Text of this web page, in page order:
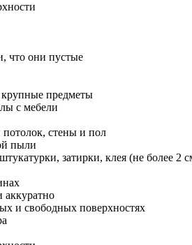
что они пустые
предметы
с мебели
стены и пол
пыли
затирки, клея (не более 2
аккуратно
и свободных поверхностях